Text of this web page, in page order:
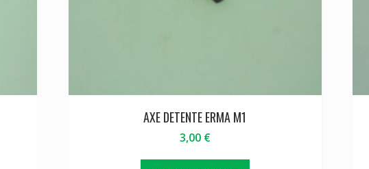
AXE DETENTE ERMA M1
3,00 €